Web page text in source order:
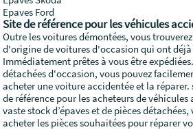
Epaves Ford
Site de référence pour les véhicules
Outre les voitures démontées, vous
d'origine de voitures d'occasion qui ont déjà
Immédiatement prêtes à vous être
détachées d'occasion, vous pouvez
acheter une voiture accidentée et la
de référence pour les acheteurs de
vaste stock d’épaves et de pièces
acheter les pièces souhaitées pour réparer